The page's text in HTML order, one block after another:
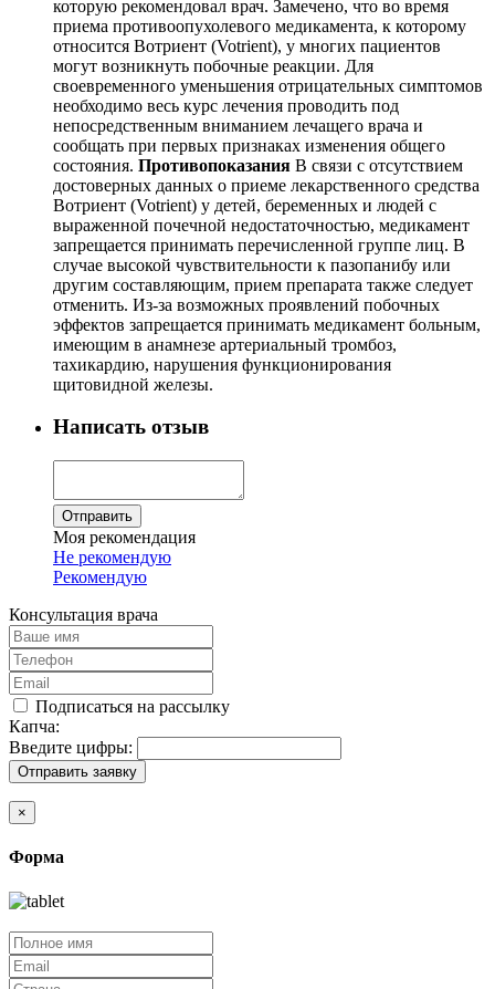
которую рекомендовал врач. Замечено, что во время
приема противоопухолевого медикамента, к которому
относится Вотриент (Votrient), у многих пациентов
могут возникнуть побочные реакции. Для
своевременного уменьшения отрицательных симптомов
необходимо весь курс лечения проводить под
непосредственным вниманием лечащего врача и
сообщать при первых признаках изменения общего
состояния. Противопоказания В связи с отсутствием
достоверных данных о приеме лекарственного средства
Вотриент (Votrient) у детей, беременных и людей с
выраженной почечной недостаточностью, медикамент
запрещается принимать перечисленной группе лиц. В
случае высокой чувствительности к пазопанибу или
другим составляющим, прием препарата также следует
отменить. Из-за возможных проявлений побочных
эффектов запрещается принимать медикамент больным,
имеющим в анамнезе артериальный тромбоз,
тахикардию, нарушения функционирования
щитовидной железы.
Написать отзыв
Отправить
Моя рекомендация
Не рекомендую
Рекомендую
Консультация врача
Подписаться на рассылку
Капча:
Введите цифры:
Отправить заявку
×
Форма